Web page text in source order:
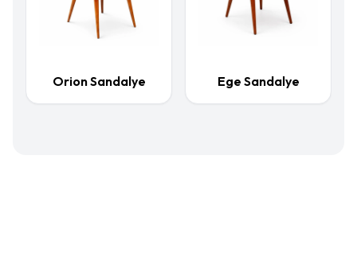
Orion Sandalye Ege Sandalye